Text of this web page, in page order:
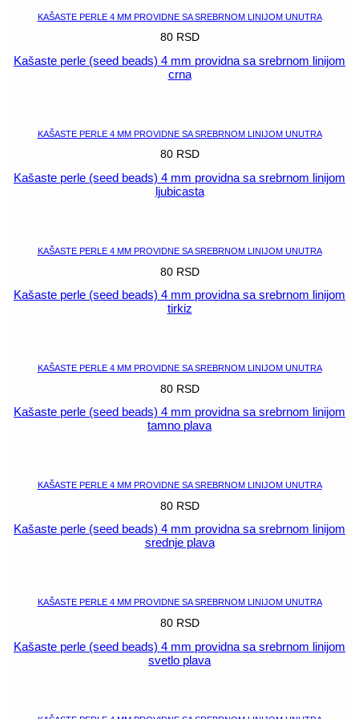
KAŠASTE PERLE 4 MM PROVIDNE SA SREBRNOM LINIJOM UNUTRA
80 RSD
Kašaste perle (seed beads) 4 mm providna sa srebrnom linijom
crna
KAŠASTE PERLE 4 MM PROVIDNE SA SREBRNOM LINIJOM UNUTRA
80 RSD
Kašaste perle (seed beads) 4 mm providna sa srebrnom linijom
ljubicasta
KAŠASTE PERLE 4 MM PROVIDNE SA SREBRNOM LINIJOM UNUTRA
80 RSD
Kašaste perle (seed beads) 4 mm providna sa srebrnom linijom
tirkiz
KAŠASTE PERLE 4 MM PROVIDNE SA SREBRNOM LINIJOM UNUTRA
80 RSD
Kašaste perle (seed beads) 4 mm providna sa srebrnom linijom
tamno plava
KAŠASTE PERLE 4 MM PROVIDNE SA SREBRNOM LINIJOM UNUTRA
80 RSD
Kašaste perle (seed beads) 4 mm providna sa srebrnom linijom
srednje plava
KAŠASTE PERLE 4 MM PROVIDNE SA SREBRNOM LINIJOM UNUTRA
80 RSD
Kašaste perle (seed beads) 4 mm providna sa srebrnom linijom
svetlo plava